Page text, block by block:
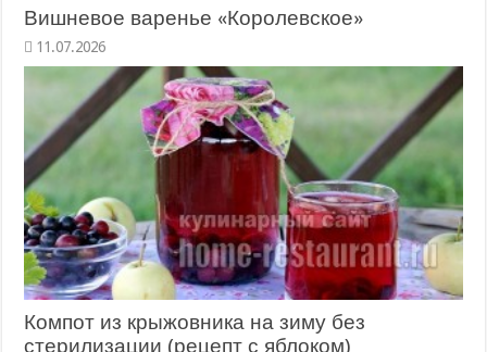
Вишневое варенье «Королевское»
11.07.2026
Компот из крыжовника на зиму без
стерилизации (рецепт с яблоком)